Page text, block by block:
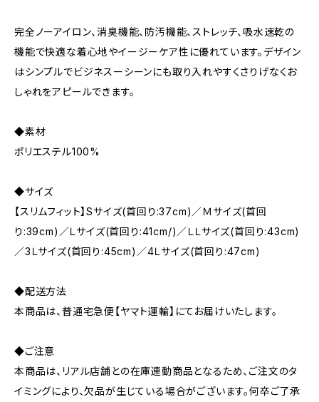
完全ノーアイロン、消臭機能、防汚機能、ストレッチ、吸水速乾の
機能で快適な着心地やイージーケア性に優れています。デザイン
はシンプルでビジネスーシーンにも取り入れやすくさりげなくお
しゃれをアピールできます。
◆素材
ポリエステル100%
◆サイズ
【スリムフィット】Sサイズ(首回り:37cm)／Ｍサイズ(首回
り:39cm)／Ｌサイズ(首回り:41cm/)／ＬＬサイズ(首回り:43cm)
／3Ｌサイズ(首回り:45cm)／4Ｌサイズ(首回り:47cm)
◆配送方法
本商品は、普通宅急便【ヤマト運輸】にてお届けいたします。
◆ご注意
本商品は、リアル店舗との在庫連動商品となるため、ご注文のタ
イミングにより、欠品が生じている場合がございます。何卒ご了承